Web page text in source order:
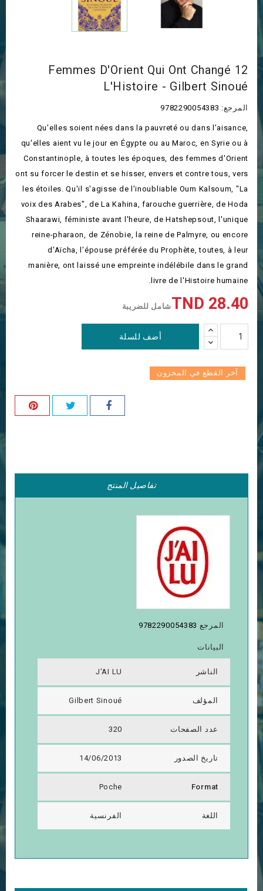
12 Femmes D'Orient Qui Ont Changé
L'Histoire - Gilbert Sinoué
المرجع: 9782290054383
Qu'elles soient nées dans la pauvreté ou dans l'aisance,
qu'elles aient vu le jour en Égypte ou au Maroc, en Syrie ou à
Constantinople, à toutes les époques, des femmes d'Orient
ont su forcer le destin et se hisser, envers et contre tous, vers
les étoiles. Qu'il s'agisse de l'inoubliable Oum Kalsoum, "La
voix des Arabes", de La Kahina, farouche guerrière, de Hoda
Shaarawi, féministe avant l'heure, de Hatshepsout, l'unique
reine-pharaon, de Zénobie, la reine de Palmyre, ou encore
d'Aïcha, l'épouse préférée du Prophète, toutes, à leur
manière, ont laissé une empreinte indélébile dans le grand
livre de l'Histoire humaine.
28.40 TND شامل للضريبة
أضف للسلة
آخر القطع في المخزون
تفاصيل المنتج
المرجع 9782290054383
البيانات
الناشر J'AI LU
المؤلف Gilbert Sinoué
عدد الصفحات 320
تاريخ الصدور 14/06/2013
Format
Poche
اللغة الفرنسية